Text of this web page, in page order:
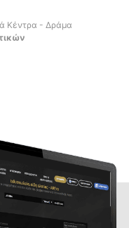
Κέντρα - Δράμα